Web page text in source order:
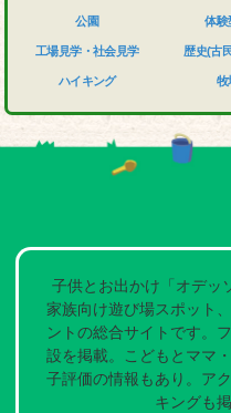
公園
工場見学・社会見学
ハイキング
体験
歴史(古
牧
子供とお出かけ「オデッ
家族向け遊び場スポット
ントの総合サイトです。
設を掲載。こどもとママ
子評価の情報もあり。ア
キングも